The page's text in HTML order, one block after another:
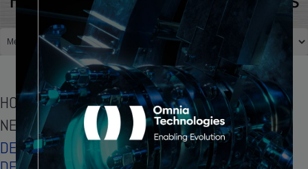
HOME PAGE
NEWS
DEPAL 2.0 EVO – L’EVOLUZIONE INTELLIGENTE